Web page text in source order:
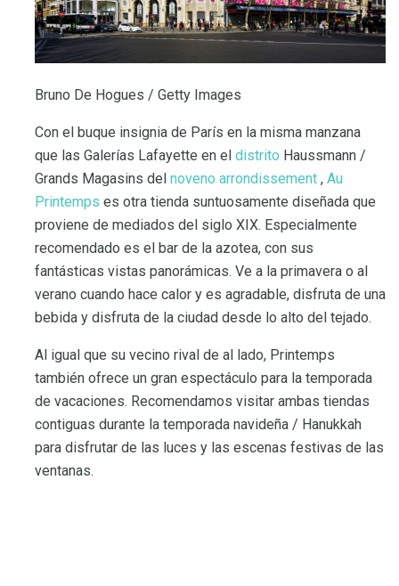
Bruno De Hogues / Getty Images
Con el buque insignia de París en la misma manzana
que las Galerías Lafayette en el distrito Haussmann /
Grands Magasins del noveno arrondissement , Au
Printemps es otra tienda suntuosamente diseñada que
proviene de mediados del siglo XIX. Especialmente
recomendado es el bar de la azotea, con sus
fantásticas vistas panorámicas. Ve a la primavera o al
verano cuando hace calor y es agradable, disfruta de una
bebida y disfruta de la ciudad desde lo alto del tejado.
Al igual que su vecino rival de al lado, Printemps
también ofrece un gran espectáculo para la temporada
de vacaciones. Recomendamos visitar ambas tiendas
contiguas durante la temporada navideña / Hanukkah
para disfrutar de las luces y las escenas festivas de las
ventanas.